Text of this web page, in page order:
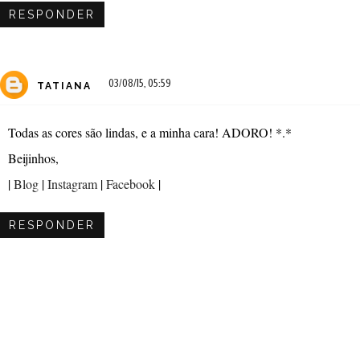
RESPONDER
TATIANA 03/08/15, 05:59
Todas as cores são lindas, e a minha cara! ADORO! *.*
Beijinhos,
|Blog |Instagram |Facebook |
RESPONDER